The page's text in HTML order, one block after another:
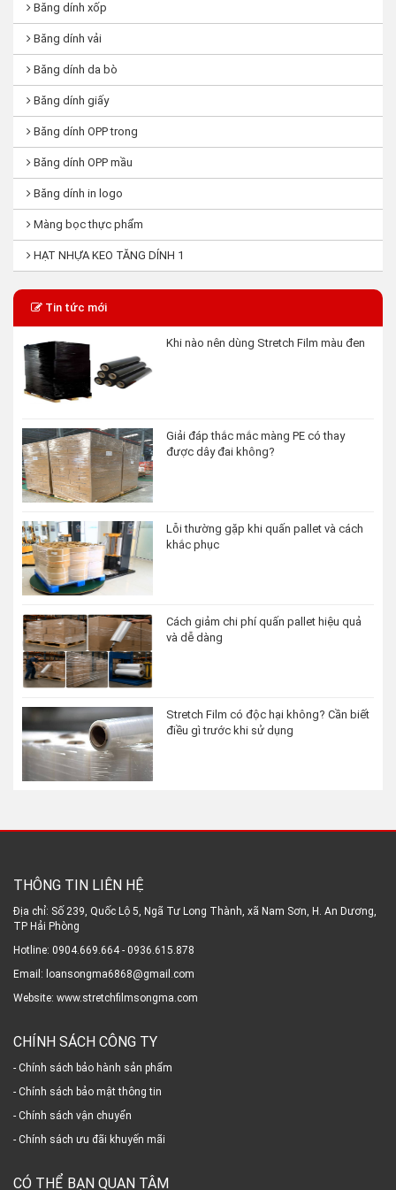
Băng dính xốp
Băng dính vải
Băng dính da bò
Băng dính giấy
Băng dính OPP trong
Băng dính OPP mầu
Băng dính in logo
Màng bọc thực phẩm
HẠT NHỰA KEO TĂNG DÍNH 1
Tin tức mới
Khi nào nên dùng Stretch Film màu đen
Giải đáp thắc mắc màng PE có thay
được dây đai không?
Lỗi thường gặp khi quấn pallet và cách
khắc phục
Cách giảm chi phí quấn pallet hiệu quả
và dễ dàng
Stretch Film có độc hại không? Cần biết
điều gì trước khi sử dụng
THÔNG TIN LIÊN HỆ
Địa chỉ: Số 239, Quốc Lộ 5, Ngã Tư Long Thành, xã Nam Sơn, H. An Dương,
TP Hải Phòng
Hotline: 0904.669.664 - 0936.615.878
Email: loansongma6868@gmail.com
Website: www.stretchfilmsongma.com
CHÍNH SÁCH CÔNG TY
- Chính sách bảo hành sản phẩm
- Chính sách bảo mật thông tin
- Chính sách vận chuyển
- Chính sách ưu đãi khuyến mãi
CÓ THỂ BẠN QUAN TÂM